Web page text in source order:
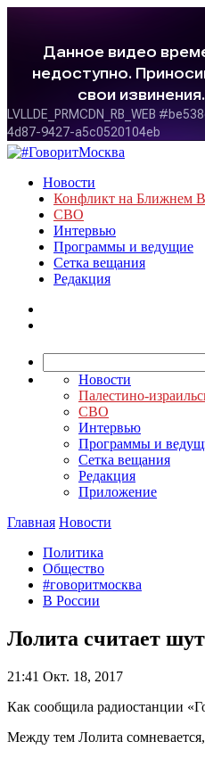
Новости
Конфликт на Ближнем
СВО
Интервью
Программы и ведущие
Сетка вещания
Редакция
Новости
Палестино-
СВО
Интервью
Программы и
Сетка вещания
Редакция
Приложение
Главная Новости
Политика
Общество
#говоритмосква
В России
Лолита считает
21:41 Окт. 18, 2017
Как сообщила радиостанции
Между тем Лолита